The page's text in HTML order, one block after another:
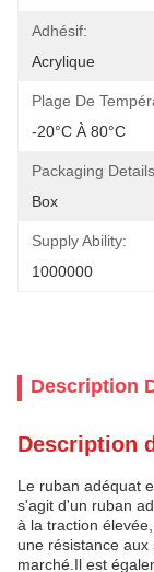
Adhésif:
Acrylique
Plage De
-20°C À 80°C
Packaging
Box
Supply Ability:
1000000
Description
Description
Le ruban adéquat
s'agit d'un ruban
à la traction
une résistance
marché.Il est